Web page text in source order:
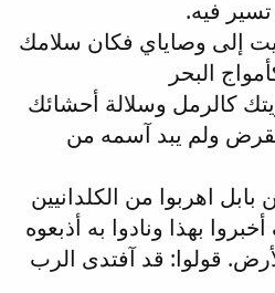
فيه.
إلى وصاياي فكان سلامك
البحر
كالرمل وسلالة أحشائك
ولم يبد آسمه من
اهربوا من الكلدانيين
بهذا ونادوا به أذبعوه
قولوا: قد آفتدى الرب